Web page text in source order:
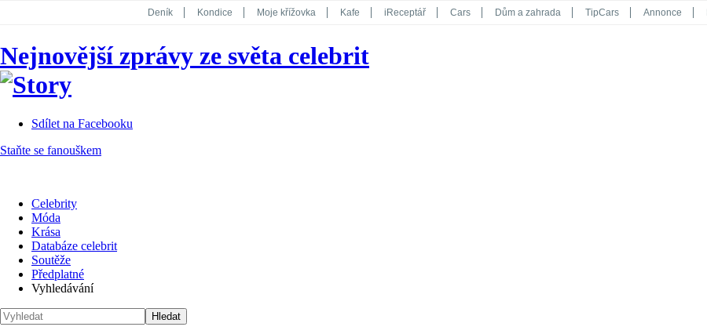
Deník Kondice Moje křížovka Kafe iReceptář Cars Dům a zahrada TipCars Annonce
Koktejl
Nejnovější zprávy ze světa celebrit
Sdílet na Facebooku
Staňte se fanouškem
Celebrity
Móda
Krása
Databáze celebrit
Soutěže
Předplatné
Vyhledávání